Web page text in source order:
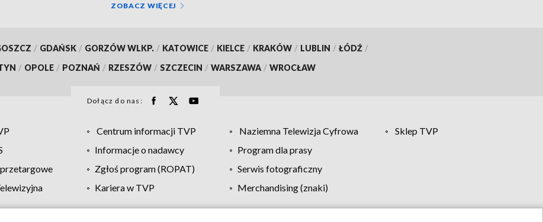
ZOBACZ WIĘCEJ
/ GDAŃSK / GORZÓW WLKP. / KATOWICE / KIELCE / KRAKÓW / LUBLIN / ŁÓDŹ /
/ OPOLE / POZNAŃ / RZESZÓW / SZCZECIN / WARSZAWA / WROCŁAW
Dołącz do nas:
Centrum informacji TVP Naziemna Telewizja Cyfrowa
Sklep TVP
Informacje o nadawcy
Program dla prasy
Zgłoś program (ROPAT)
Serwis fotograficzny
Kariera w TVP
Merchandising (znaki)